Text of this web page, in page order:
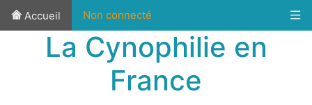
Accueil Non connecté
La Cynophilie en
France